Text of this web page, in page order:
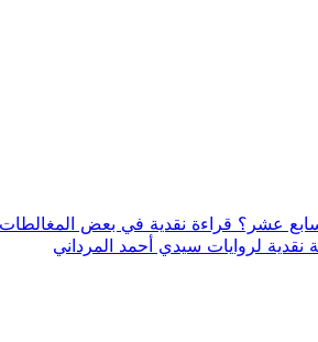
عشر؟ قراءة نقدية في بعض المغالطات
لروايات سيدي أحمد المرداني